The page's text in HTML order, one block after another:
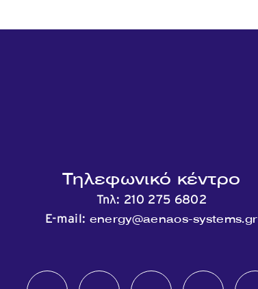
Τηλεφωνικό κέντρο
Τηλ: 210 275 6802
E-mail: energy@aenaos-systems.gr